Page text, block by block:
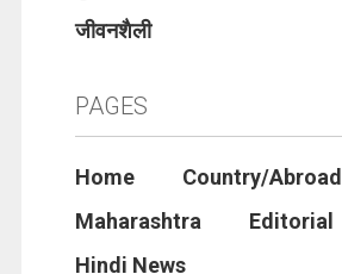
जीवनशैली
PAGES
Home
Country/Abroad
Maharashtra
Editorial
Hindi News